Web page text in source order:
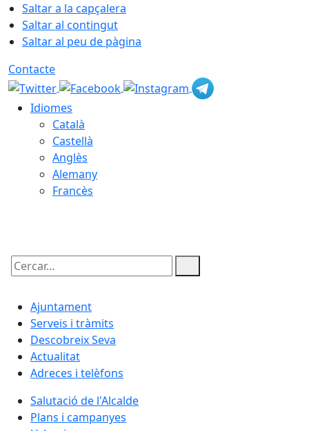
Saltar a la capçalera
Saltar al contingut
Saltar al peu de pàgina
Contacte
Idiomes
Català
Castellà
Anglès
Alemany
Francès
Cercar:
Ajuntament
Serveis i tràmits
Descobreix Seva
Actualitat
Adreces i telèfons
Salutació de l'Alcalde
Plans i campanyes